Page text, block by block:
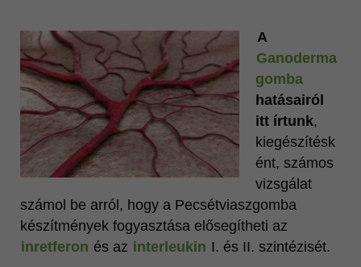
A
Ganoderma
gomba
hatásairól
itt írtunk,
kiegészítésk
ént, számos
vizsgálat
számol be arról, hogy a Pecsétviaszgomba
készítmények fogyasztása elősegítheti az
inretferon és az interleukin I. és II. szintézisét.